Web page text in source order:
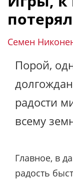
Семен
Порой,
радости
всему
Главное, в
радость